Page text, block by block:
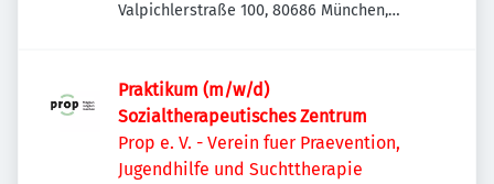
Valpichlerstraße 100, 80686 München,
Praktikum (m/w/d)
Sozialtherapeutisches Zentrum
Prop e. V. - Verein fuer Praevention,
Jugendhilfe und Suchttherapie